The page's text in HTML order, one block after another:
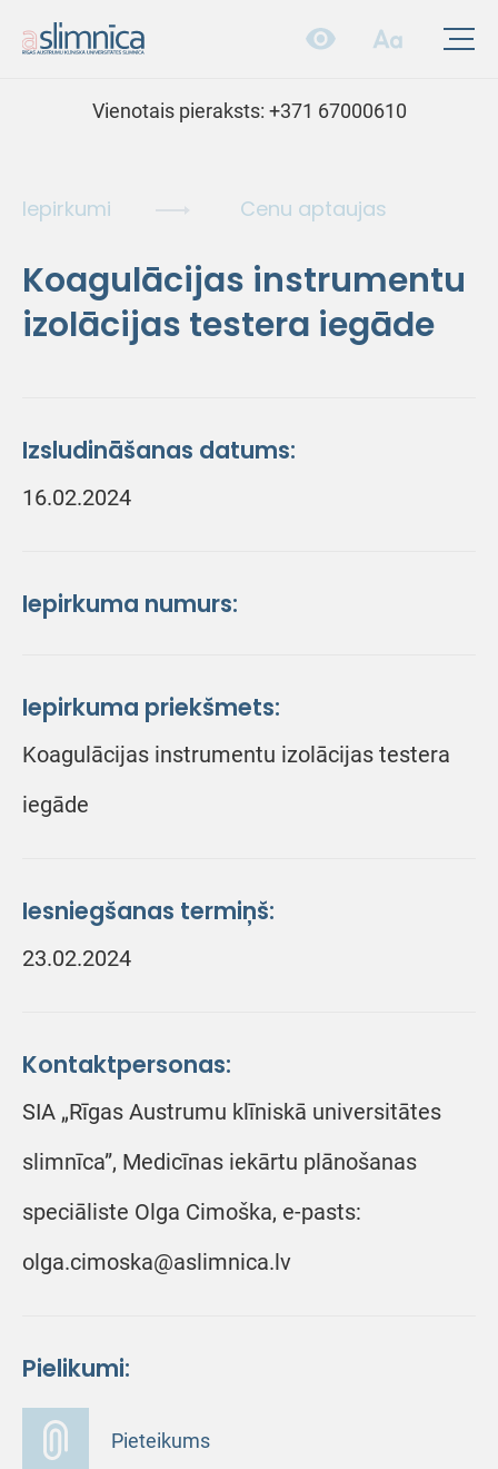
Vienotais pieraksts: +371 67000610
Iepirkumi Cenu aptaujas
Koagulācijas instrumentu
izolācijas testera iegāde
Izsludināšanas datums:
16.02.2024
Iepirkuma numurs:
Iepirkuma priekšmets:
Koagulācijas instrumentu izolācijas testera
iegāde
Iesniegšanas termiņš:
23.02.2024
Kontaktpersonas:
SIA „Rīgas Austrumu klīniskā universitātes
slimnīca”, Medicīnas iekārtu plānošanas
speciāliste Olga Cimoška, e-pasts:
olga.cimoska@aslimnica.lv
Pielikumi:
Pieteikums